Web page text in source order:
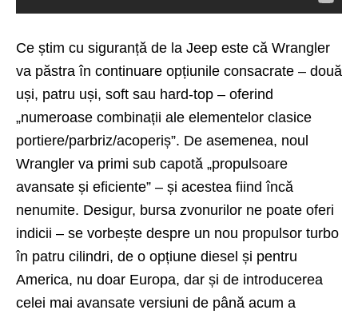
Ce știm cu siguranță de la Jeep este că Wrangler
va păstra în continuare opțiunile consacrate – două
uși, patru uși, soft sau hard-top – oferind
„numeroase combinații ale elementelor clasice
portiere/parbriz/acoperiș”. De asemenea, noul
Wrangler va primi sub capotă „propulsoare
avansate și eficiente” – și acestea fiind încă
nenumite. Desigur, bursa zvonurilor ne poate oferi
indicii – se vorbește despre un nou propulsor turbo
în patru cilindri, de o opțiune diesel și pentru
America, nu doar Europa, dar și de introducerea
celei mai avansate versiuni de până acum a